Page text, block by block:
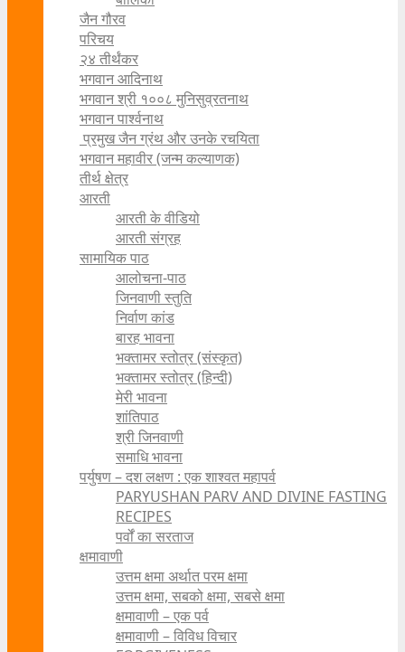
जैन गौरव
परिचय
२४ तीर्थंकर
भगवान आदिनाथ
भगवान श्री १००८ मुनिसुव्रतनाथ
भगवान पार्श्वनाथ
प्रमुख जैन ग्रंथ और उनके रचयिता
भगवान महावीर (जन्म कल्याणक)
तीर्थ क्षेत्र
आरती
आरती के वीडियो
आरती संग्रह
सामायिक पाठ
आलोचना-पाठ
जिनवाणी स्तुति
निर्वाण कांड
बारह भावना
भक्तामर स्तोत्र (संस्कृत)
भक्तामर स्तोत्र (हिन्दी)
मेरी भावना
शांतिपाठ
श्री जिनवाणी
समाधि भावना
पर्युषण – दश लक्षण : एक शाश्वत महापर्व
PARYUSHAN PARV AND DIVINE FASTING
RECIPES
पर्वों का सरताज
क्षमावाणी
उत्तम क्षमा अर्थात परम क्षमा
उत्तम क्षमा, सबको क्षमा, सबसे क्षमा
क्षमावाणी – एक पर्व
क्षमावाणी – विविध विचार